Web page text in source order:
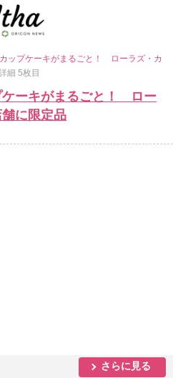
ップケーキがまるごと！ ローラズ・カ
細 5枚目
ケーキがまるごと！ ロー
に限定品
さらに見る